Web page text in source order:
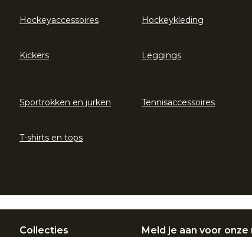
Hockeyaccessoires Hockeykleding
Kickers Leggings
Sportrokken en jurken Tennisaccessoires
T-shirts en tops
Collecties Meld je aan voor